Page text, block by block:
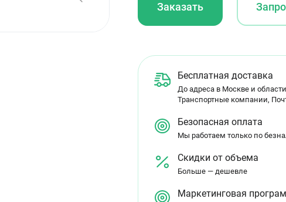
Заказать
Бесплатная доставка
До адреса в Москве и
Транспортные компании,
Безопасная оплата
Мы работаем только по
Скидки от объема
Больше — дешевле
Маркетинговая